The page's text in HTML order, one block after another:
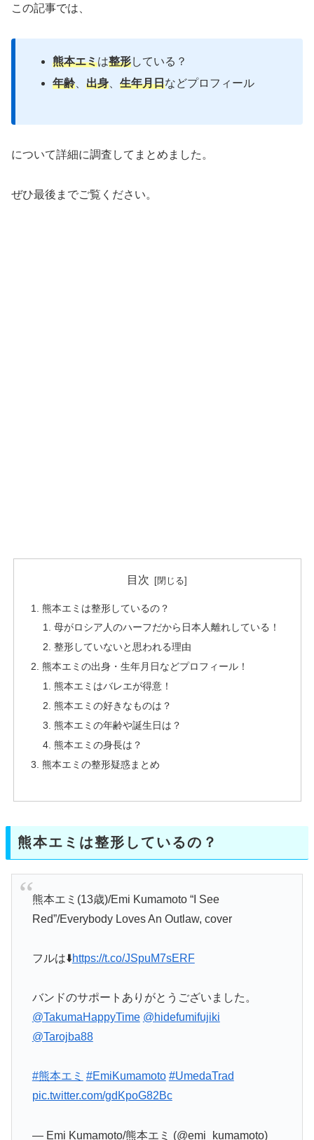
この記事では、
熊本エミは整形している？
年齢 、出身 、生年月日などプロフィール
について詳細に調査してまとめました。
ぜひ最後までご覧ください。
目次
熊本エミは整形しているの？
母がロシア人のハーフだから日本人離れしている！
整形していないと思われる理由
熊本エミの出身・生年月日などプロフィール！
熊本エミはバレエが得意！
熊本エミの好きなものは？
熊本エミの年齢や誕生日は？
熊本エミの身長は？
熊本エミの整形疑惑まとめ
熊本エミは整形しているの？
熊本エミ(13歳)/Emi Kumamoto “I See
Red”/Everybody Loves An Outlaw, cover
フルは⬇️https://t.co/JSpuM7sERF
バンドのサポートありがとうございました。
@TakumaHappyTime @hidefumifujiki
@Tarojba88
#熊本エミ #EmiKumamoto #UmedaTrad
pic.twitter.com/gdKpoG82Bc
— Emi Kumamoto/熊本エミ (@emi_kumamoto)